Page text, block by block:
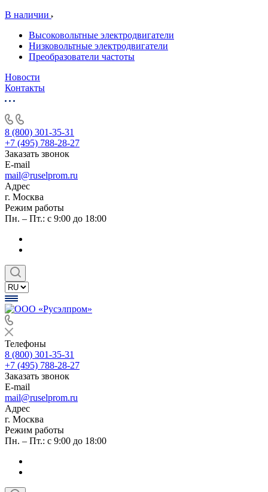
В наличии
Высоковольтные электродвигатели
Низковольтные электродвигатели
Преобразователи частоты
Новости
Контакты
8 (800) 301-35-31
+7 (495) 788-28-27
Заказать звонок
E-mail
mail@ruselprom.ru
Адрес
г. Москва
Режим работы
Пн. – Пт.: с 9:00 до 18:00
Телефоны
8 (800) 301-35-31
+7 (495) 788-28-27
Заказать звонок
E-mail
mail@ruselprom.ru
Адрес
г. Москва
Режим работы
Пн. – Пт.: с 9:00 до 18:00